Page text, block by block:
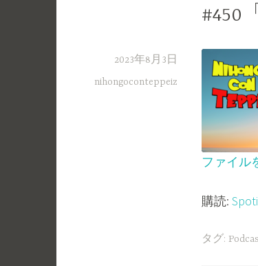
#450
2023年8月3日
nihongoconteppeiz
RSS
LINK
EMBED
ファイル
購読:
タグ: